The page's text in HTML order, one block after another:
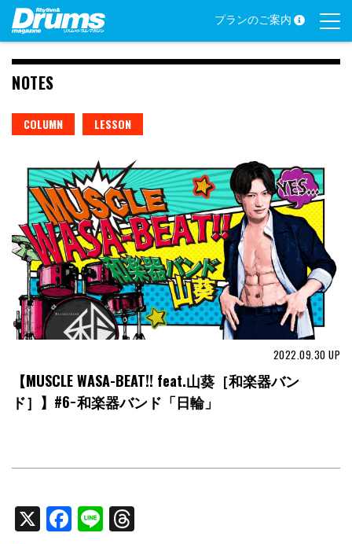
Skip
content
プランのご案内
NOTES
COLUMN LESSON
2022.09.30 UP
【MUSCLE WASA-BEAT!! feat.山葵［和楽器バン
ド］】#6−和楽器バンド「日輪」
X Facebook
Line